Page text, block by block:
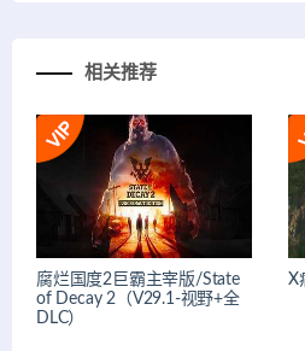
相关推荐
腐烂国度2巨霸主宰版/State
of Decay 2（V29.1-视野+全
DLC）
X